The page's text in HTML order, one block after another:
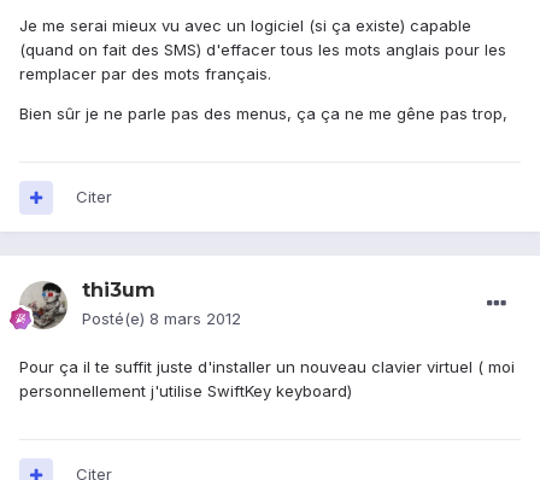
Je me serai mieux vu avec un logiciel (si ça existe) capable
(quand on fait des SMS) d'effacer tous les mots anglais pour les
remplacer par des mots français.
Bien sûr je ne parle pas des menus, ça ça ne me gêne pas trop,
Citer
thi3um
Posté(e) 8 mars 2012
Pour ça il te suffit juste d'installer un nouveau clavier virtuel ( moi
personnellement j'utilise SwiftKey keyboard)
Citer